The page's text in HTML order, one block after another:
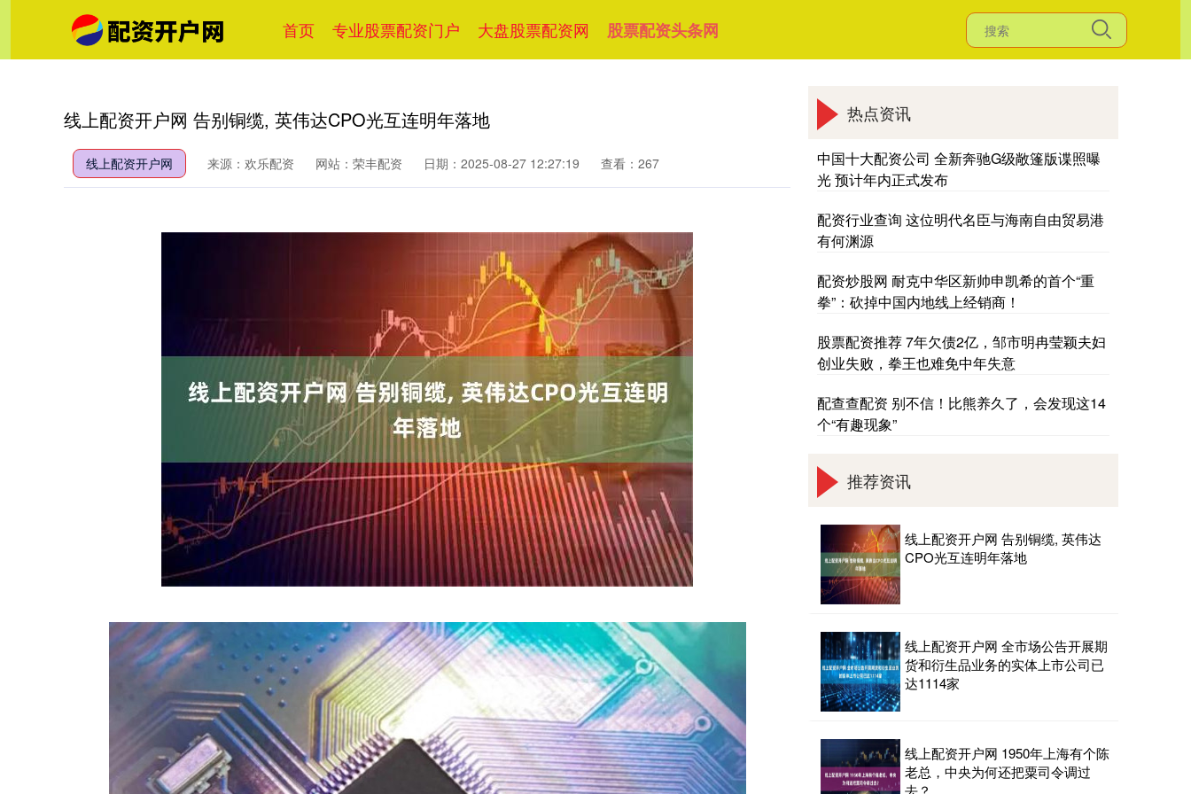
首页 专业股票配资门户 大盘股票配资网 股票配资头条网
线上配资开户网 告别铜缆, 英伟达CPO光互连明年落地
线上配资开户网 来源：欢乐配资 网站：荣丰配资 日期：2025-08-27 12:27:19 查看：267
热点资讯
中国十大配资公司 全新奔驰G级敞篷版谍照曝
光 预计年内正式发布
配资行业查询 这位明代名臣与海南自由贸易港
有何渊源
配资炒股网 耐克中华区新帅申凯希的首个“重
拳”：砍掉中国内地线上经销商！
股票配资推荐 7年欠债2亿，邹市明冉莹颖夫妇
创业失败，拳王也难免中年失意
配查查配资 别不信！比熊养久了，会发现这14
个“有趣现象”
推荐资讯
线上配资开户网 告别铜缆, 英伟达
CPO光互连明年落地
线上配资开户网 全市场公告开展期
货和衍生品业务的实体上市公司已
达1114家
线上配资开户网 1950年上海有个陈
老总，中央为何还把粟司令调过
去？